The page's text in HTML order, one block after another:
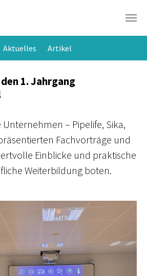
Aktuelles Artikel
1. Jahrgang
– Pipelife, Sika,
Fachvorträge und
Einblicke und praktische
Weiterbildung boten.